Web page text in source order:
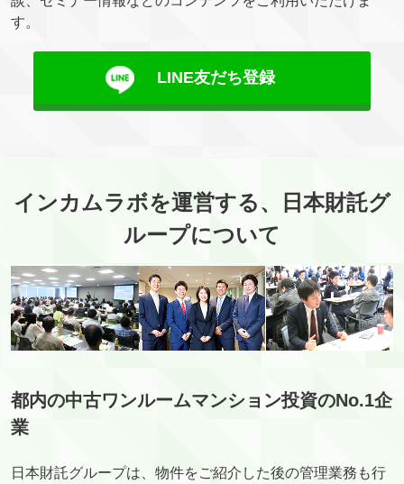
す。
LINE友だち登録
インカムラボを運営する、日本財託グ
ループについて
都内の中古ワンルームマンション投資のNo.1企
業
日本財託グループは、物件をご紹介した後の管理業務も行